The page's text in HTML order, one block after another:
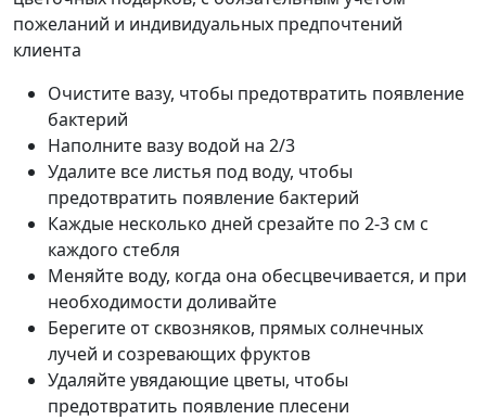
пожеланий и индивидуальных предпочтений
клиента
Очистите вазу, чтобы предотвратить появление
бактерий
Наполните вазу водой на 2/3
Удалите все листья под воду, чтобы
предотвратить появление бактерий
Каждые несколько дней срезайте по 2-3 см с
каждого стебля
Меняйте воду, когда она обесцвечивается, и при
необходимости доливайте
Берегите от сквозняков, прямых солнечных
лучей и созревающих фруктов
Удаляйте увядающие цветы, чтобы
предотвратить появление плесени